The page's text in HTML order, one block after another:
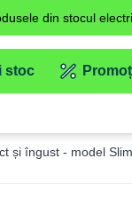
din stocul
stoc
și îngust - model